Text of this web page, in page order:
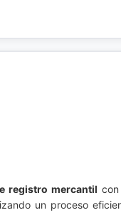
registro mercantil
un proceso